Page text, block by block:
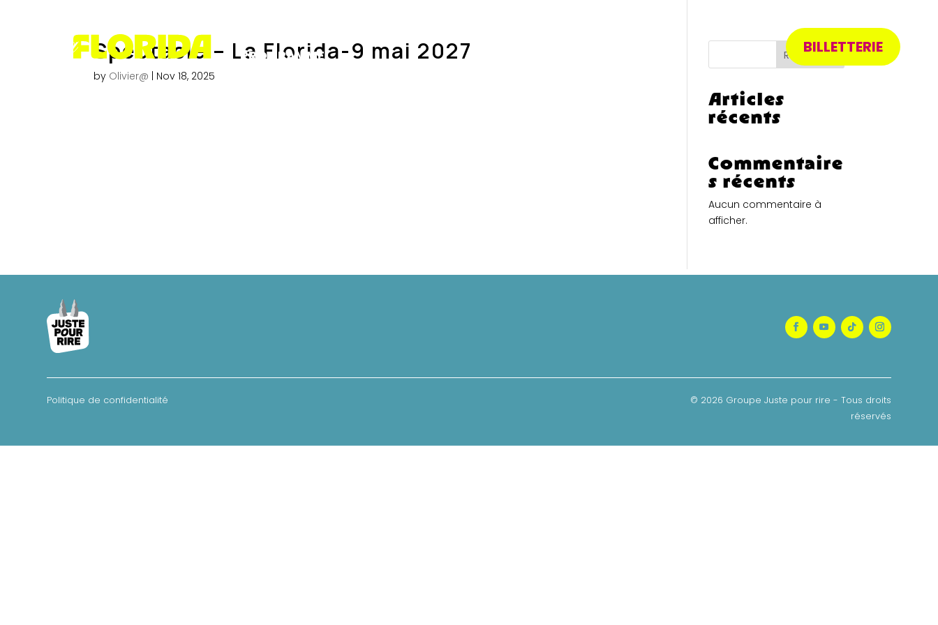
PROGRAMME
BILLETTERIE
Spectacle – La Florida-9 mai 2027
by Olivier@ Nov 18, 2025
Recherche
Articles
récents
Commentaire
s récents
Aucun commentaire à
afficher.
Politique de confidentialité
© 2026 Groupe Juste pour rire - Tous droits
réservés